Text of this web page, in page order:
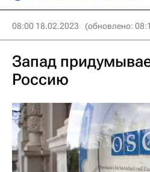
08:00 18.02.2023 (обновлено:
Запад
Россию